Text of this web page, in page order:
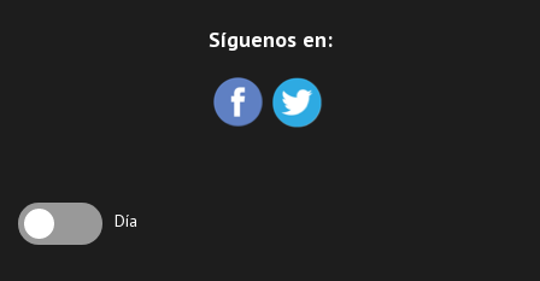
Síguenos en:
Día